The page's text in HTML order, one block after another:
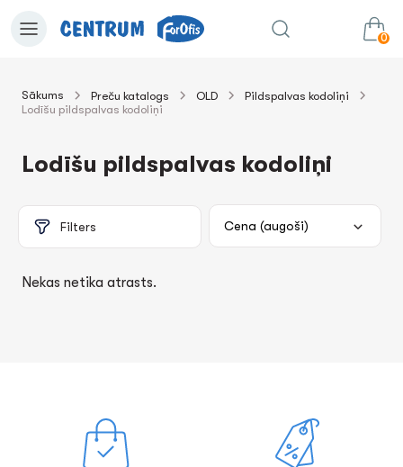
0
uz grozu
Sākums Preču katalogs OLD
Pildspalvas kodoliņi
Lodīšu pildspalvas kodoliņi
Lodīšu pildspalvas kodoliņi
Filters
Nekas netika atrasts.